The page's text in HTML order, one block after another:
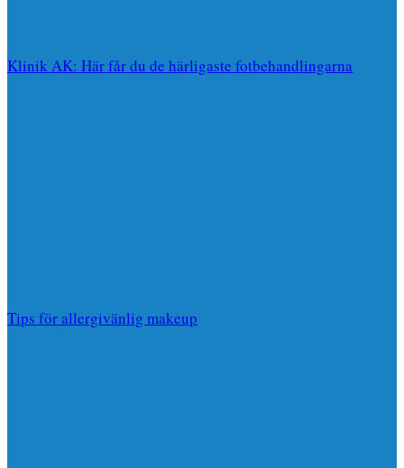
Klinik AK: Här får du de härligaste fotbehandlingarna
Tips för allergivänlig makeup